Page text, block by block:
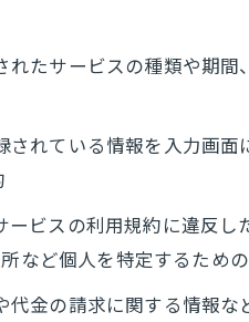
たサービスの種類や期
れている情報を入力画
ビスの利用規約に違反
など個人を特定するため
金の請求に関する情報